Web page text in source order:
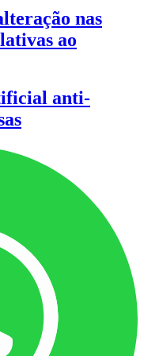
nas
ao
anti-